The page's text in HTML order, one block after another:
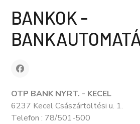
BANKOK -
OTP BANK NYRT. - KECEL
6237 Kecel Császártöltési u. 1.
Telefon : 78/501-500